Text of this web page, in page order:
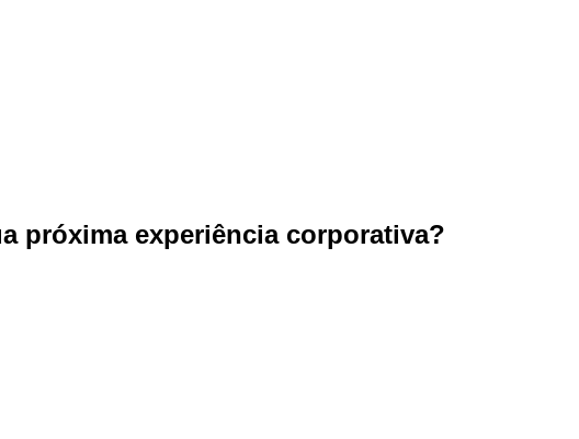
próxima experiência corporativa?